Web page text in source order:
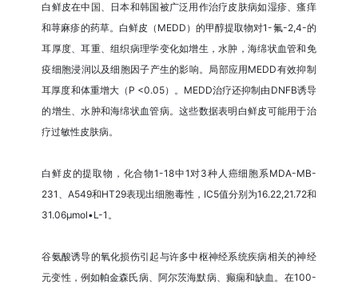
白鲜皮在中国、日本和韩国被广泛用作治疗皮肤病如湿疹、瘙痒
和荨麻疹的药草。白鲜皮（MEDD）的甲醇提取物对1-氟-2,4-的
耳厚度、耳重、组织病理学变化如增生，水肿，海绵状血管和免
疫细胞浸润以及细胞因子产生的影响。局部应用MEDD有效抑制
耳厚度和体重增大（P <0.05）。MEDD治疗还抑制由DNFB诱导
的增生、水肿和海绵状血管病。这些数据表明白鲜皮可能用于治
疗过敏性皮肤病。
白鲜皮的提取物，化合物1-18中1对3种人癌细胞系MDA-MB-
231、A549和HT29表现出细胞毒性，IC5值分别为16.22,21.72和
31.06μmol•L-1。
谷氨酸诱导的氧化损伤引起与许多中枢神经系统疾病相关的神经
元变性，例如帕金森氏病、阿尔茨海默病、癫痫和缺血。在100-